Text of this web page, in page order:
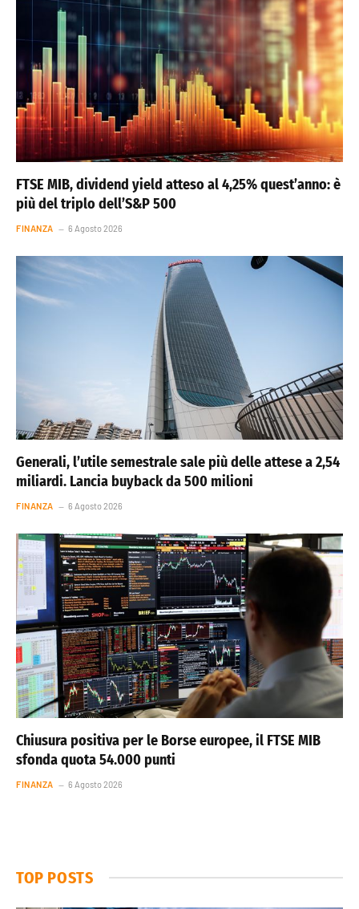
FTSE MIB, dividend yield atteso al 4,25% quest’anno: è
più del triplo dell’S&P 500
FINANZA 6 Agosto 2026
Generali, l’utile semestrale sale più delle attese a 2,54
miliardi. Lancia buyback da 500 milioni
FINANZA 6 Agosto 2026
Chiusura positiva per le Borse europee, il FTSE MIB
sfonda quota 54.000 punti
FINANZA 6 Agosto 2026
TOP POSTS